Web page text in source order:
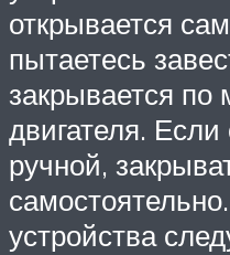
открывается
пытаетесь
закрывается по
двигателя. Если
ручной,
устройства